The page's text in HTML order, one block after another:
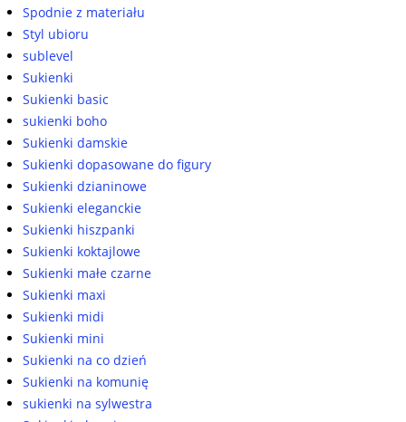
Spodnie z materiału
Styl ubioru
sublevel
Sukienki
Sukienki basic
sukienki boho
Sukienki damskie
Sukienki dopasowane do figury
Sukienki dzianinowe
Sukienki eleganckie
Sukienki hiszpanki
Sukienki koktajlowe
Sukienki małe czarne
Sukienki maxi
Sukienki midi
Sukienki mini
Sukienki na co dzień
Sukienki na komunię
sukienki na sylwestra